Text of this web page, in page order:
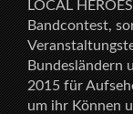
LOCAL
Bandcontest,
Bundesländern
2015 für
um ihr Können